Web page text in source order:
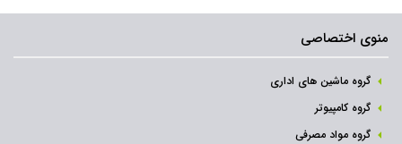
منوی اختصاصی
گروه ماشین های اداری
گروه کامپیوتر
گروه مواد مصرفی